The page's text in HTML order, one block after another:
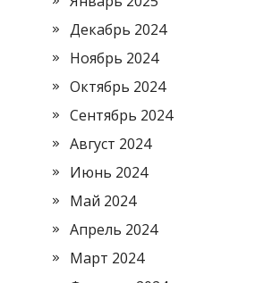
Декабрь 2024
Ноябрь 2024
Октябрь 2024
Сентябрь 2024
Август 2024
Июнь 2024
Май 2024
Апрель 2024
Март 2024